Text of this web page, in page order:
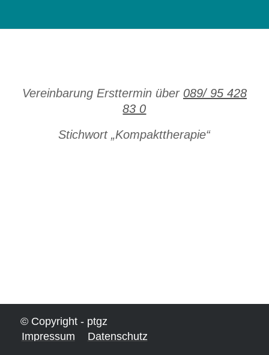
Vereinbarung Ersttermin über 089/ 95 428
83 0
Stichwort „Kompakttherapie“
© Copyright - ptgz
Impressum
Datenschutz